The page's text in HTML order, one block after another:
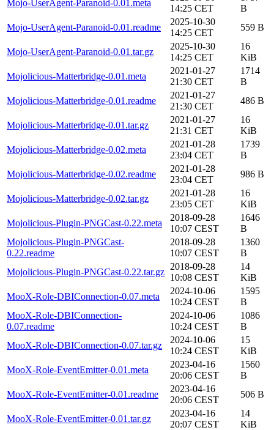
Mojo-UserAgent-Paranoid-0.01.meta
14:25 CET
B
Mojo-UserAgent-Paranoid-0.01.readme
2025-10-30
14:25 CET
559 B
Mojo-UserAgent-Paranoid-0.01.tar.gz
2025-10-30
14:25 CET
16
KiB
Mojolicious-Matterbridge-0.01.meta
2021-01-27
21:30 CET
1714
B
Mojolicious-Matterbridge-0.01.readme
2021-01-27
21:30 CET
486 B
Mojolicious-Matterbridge-0.01.tar.gz
2021-01-27
21:31 CET
16
KiB
Mojolicious-Matterbridge-0.02.meta
2021-01-28
23:04 CET
1739
B
Mojolicious-Matterbridge-0.02.readme
2021-01-28
23:04 CET
986 B
Mojolicious-Matterbridge-0.02.tar.gz
2021-01-28
23:05 CET
16
KiB
Mojolicious-Plugin-PNGCast-0.22.meta
2018-09-28
10:07 CEST
1646
B
Mojolicious-Plugin-PNGCast-
0.22.readme
2018-09-28
10:07 CEST
1360
B
Mojolicious-Plugin-PNGCast-0.22.tar.gz
2018-09-28
10:08 CEST
14
KiB
MooX-Role-DBIConnection-0.07.meta
2024-10-06
10:24 CEST
1595
B
MooX-Role-DBIConnection-
0.07.readme
2024-10-06
10:24 CEST
1086
B
MooX-Role-DBIConnection-0.07.tar.gz
2024-10-06
10:24 CEST
15
KiB
MooX-Role-EventEmitter-0.01.meta
2023-04-16
20:06 CEST
1560
B
MooX-Role-EventEmitter-0.01.readme
2023-04-16
20:06 CEST
506 B
MooX-Role-EventEmitter-0.01.tar.gz
2023-04-16
20:07 CEST
14
KiB